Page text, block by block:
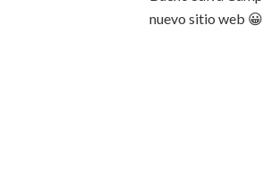
nuevo sitio web 😀